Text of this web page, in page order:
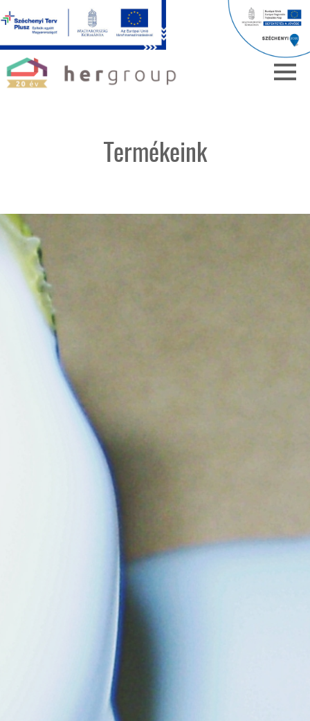
Termékeink